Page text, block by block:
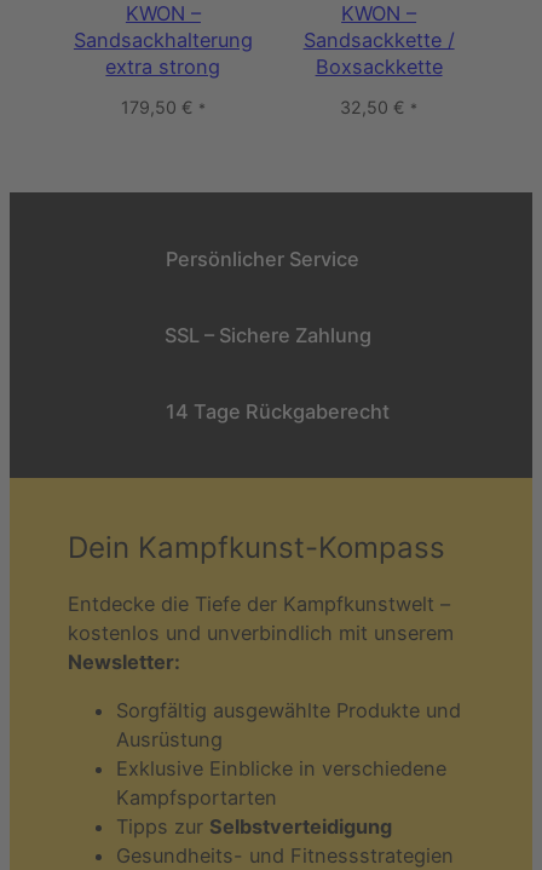
KWON –
Sandsackhalterung
extra strong
179,50 € *
KWON –
Sandsackkette /
Boxsackkette
32,50 € *
Persönlicher Service
SSL – Sichere Zahlung
14 Tage Rückgaberecht
Dein Kampfkunst-Kompass
Entdecke die Tiefe der Kampfkunstwelt –
kostenlos und unverbindlich mit unserem
Newsletter:
Sorgfältig ausgewählte Produkte und
Ausrüstung
Exklusive Einblicke in verschiedene
Kampfsportarten
Tipps zur Selbstverteidigung
Gesundheits- und Fitnessstrategien